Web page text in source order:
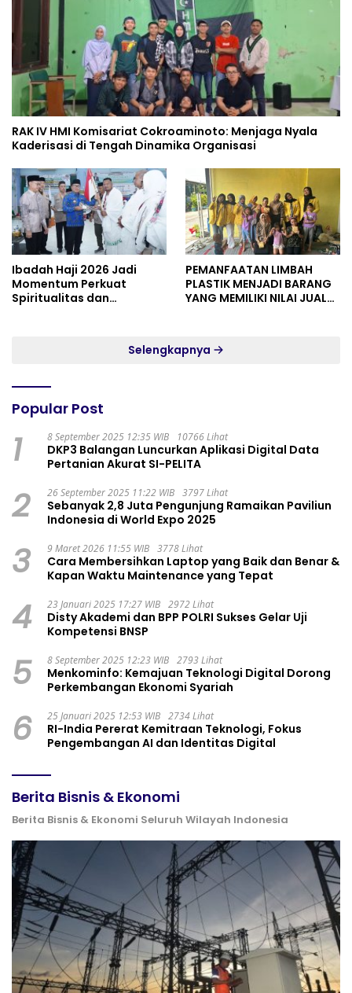
RAK IV HMI Komisariat Cokroaminoto: Menjaga Nyala
Kaderisasi di Tengah Dinamika Organisasi
Ibadah Haji 2026 Jadi
Momentum Perkuat
Spiritualitas dan
PEMANFAATAN LIMBAH
PLASTIK MENJADI BARANG
YANG MEMILIKI NILAI JUAL
Selengkapnya
Popular Post
1 8 September 2025 12:35 WIB 10766 Lihat
DKP3 Balangan Luncurkan Aplikasi Digital Data
Pertanian Akurat SI-PELITA
2 26 September 2025 11:22 WIB 3797 Lihat
Sebanyak 2,8 Juta Pengunjung Ramaikan Paviliun
Indonesia di World Expo 2025
3 9 Maret 2026 11:55 WIB 3778 Lihat
Cara Membersihkan Laptop yang Baik dan Benar &
Kapan Waktu Maintenance yang Tepat
4 23 Januari 2025 17:27 WIB 2972 Lihat
Disty Akademi dan BPP POLRI Sukses Gelar Uji
Kompetensi BNSP
5 8 September 2025 12:23 WIB 2793 Lihat
Menkominfo: Kemajuan Teknologi Digital Dorong
Perkembangan Ekonomi Syariah
6 25 Januari 2025 12:53 WIB 2734 Lihat
RI-India Pererat Kemitraan Teknologi, Fokus
Pengembangan AI dan Identitas Digital
Berita Bisnis & Ekonomi
Berita Bisnis & Ekonomi Seluruh Wilayah Indonesia